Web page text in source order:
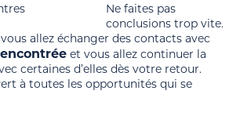
Ne faites pas
conclusions trop vite.
allez échanger des contacts avec
et vous allez continuer la
certaines d’elles dès votre retour.
à toutes les opportunités qui se